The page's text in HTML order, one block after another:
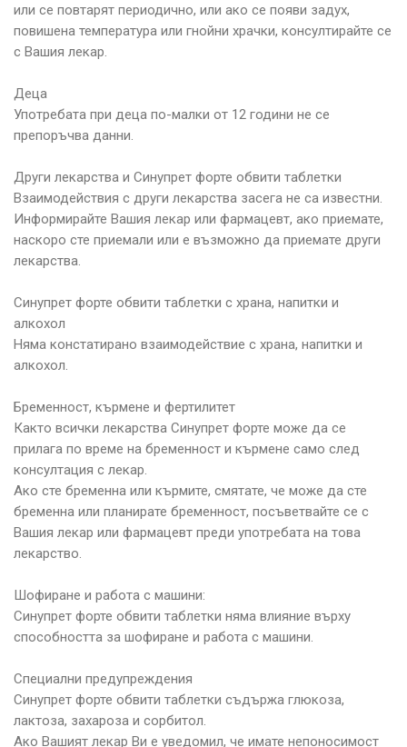
или се повтарят периодично, или ако се появи задух,
повишена температура или гнойни храчки, консултирайте се
с Вашия лекар.
Деца
Употребата при деца по-малки от 12 години не се
препоръчва данни.
Други лекарства и Синупрет форте обвити таблетки
Взаимодействия с други лекарства засега не са известни.
Информирайте Вашия лекар или фармацевт, ако приемате,
наскоро сте приемали или е възможно да приемате други
лекарства.
Синупрет форте обвити таблетки с храна, напитки и
алкохол
Няма констатирано взаимодействие с храна, напитки и
алкохол.
Бременност, кърмене и фертилитет
Както всички лекарства Синупрет форте може да се
прилага по време на бременност и кърмене само след
консултация с лекар.
Ако сте бременна или кърмите, смятате, че може да сте
бременна или планирате бременност, посъветвайте се с
Вашия лекар или фармацевт преди употребата на това
лекарство.
Шофиране и работа с машини:
Синупрет форте обвити таблетки няма влияние върху
способността за шофиране и работа с машини.
Специални предупреждения
Синупрет форте обвити таблетки съдържа глюкоза,
лактоза, захароза и сорбитол.
Ако Вашият лекар Ви е уведомил, че имате непоносимост